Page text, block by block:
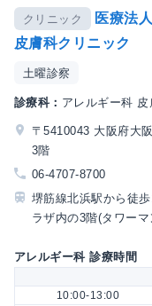
クリニック
医療法
皮膚科クリニック
土曜診察
診療科： アレルギー科
〒5410043 大阪府大
3階
06-4707-8700
堺筋線北浜駅から徒
ラザ内の3階(タワー
アレルギー科 診療時間
10:00-13:00